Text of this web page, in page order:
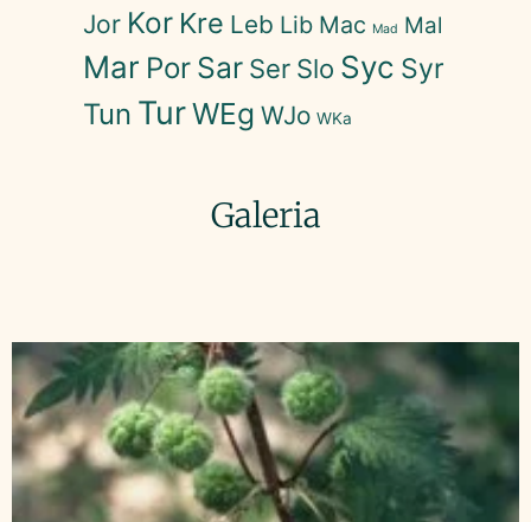
Jor Kor Kre Leb Lib Mac Mad Mal
Mar Por Sar Ser Slo Syc Syr
Tun TurWEg WJo WKa
Galeria